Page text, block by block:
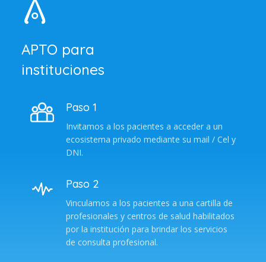
APTO para
instituciones
Paso 1
Invitamos a los pacientes a acceder a un
ecosistema privado mediante su mail / Cel y
DNI.
Paso 2
Vinculamos a los pacientes a una cartilla de
profesionales y centros de salud habilitados
por la institución para brindar los servicios
de consulta profesional.